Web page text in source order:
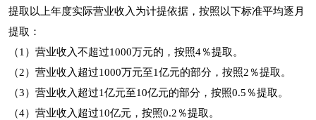
提取以上年度实际营业收入为计提依据，按照以下标准平均逐月
提取：
（1）营业收入不超过1000万元的，按照4％提取。
（2）营业收入超过1000万元至1亿元的部分，按照2％提取。
（3）营业收入超过1亿元至10亿元的部分，按照0.5％提取。
（4）营业收入超过10亿元，按照0.2％提取。